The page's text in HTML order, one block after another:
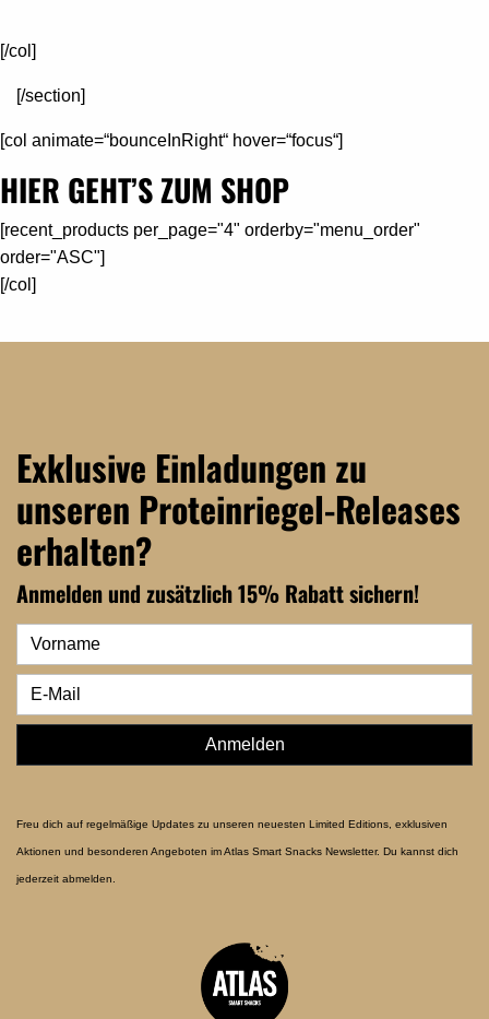
[/col]
[/section]
[col animate=“bounceInRight“ hover=“focus“]
HIER GEHT’S ZUM SHOP
[recent_products per_page="4" orderby="menu_order"
order="ASC"]
[/col]
Exklusive Einladungen zu
unseren Proteinriegel-Releases
erhalten?
Anmelden und zusätzlich 15% Rabatt sichern!
Anmelden
Freu dich auf regelmäßige Updates zu unseren neuesten Limited Editions, exklusiven
Aktionen und besonderen Angeboten im Atlas Smart Snacks Newsletter. Du kannst dich
jederzeit abmelden.